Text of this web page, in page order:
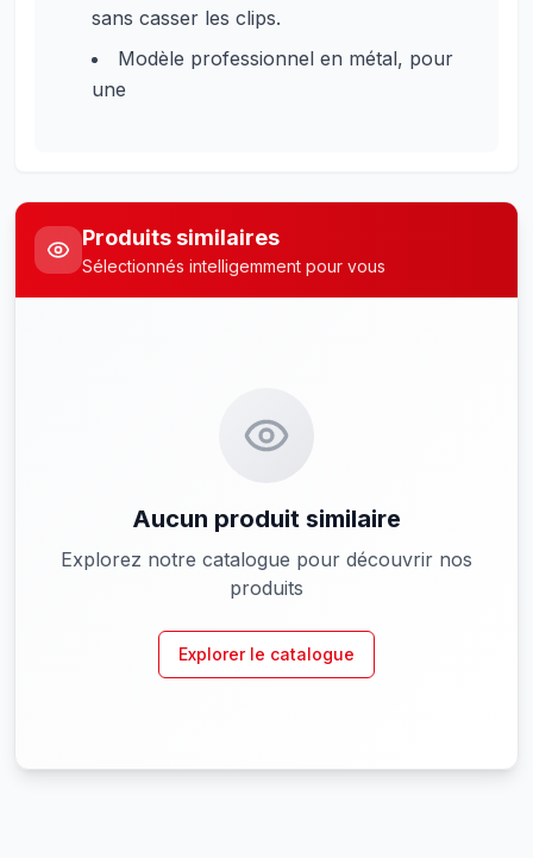
sans casser les clips.
Modèle professionnel en métal, pour
une
Produits similaires
Sélectionnés intelligemment pour vous
Aucun produit similaire
Explorez notre catalogue pour découvrir nos
produits
Explorer le catalogue